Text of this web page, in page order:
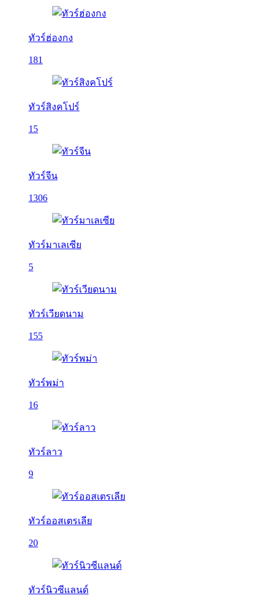
ทัวร์ฮ่องกง
181
ทัวร์สิงคโปร์
15
ทัวร์จีน
1306
ทัวร์มาเลเซีย
5
ทัวร์เวียดนาม
155
ทัวร์พม่า
16
ทัวร์ลาว
9
ทัวร์ออสเตรเลีย
20
ทัวร์นิวซีแลนด์